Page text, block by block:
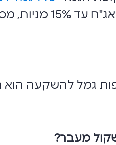
גמל להשקעה
מעבר?